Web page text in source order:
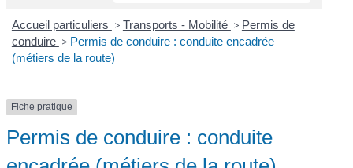
Accueil particuliers > Transports - Mobilité > Permis de
conduire > Permis de conduire : conduite encadrée
(métiers de la route)
Fiche pratique
Permis de conduire : conduite